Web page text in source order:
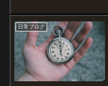
日常ブログ